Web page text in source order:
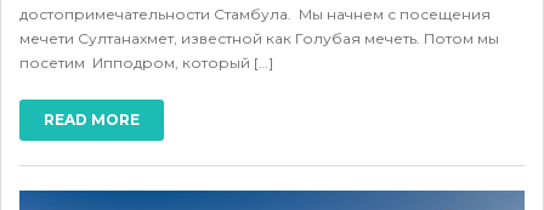
достопримечательности Стамбула. Мы начнем с посещения
мечети Султанахмет, известной как Голубая мечеть. Потом мы
посетим Ипподром, который […]
READ MORE